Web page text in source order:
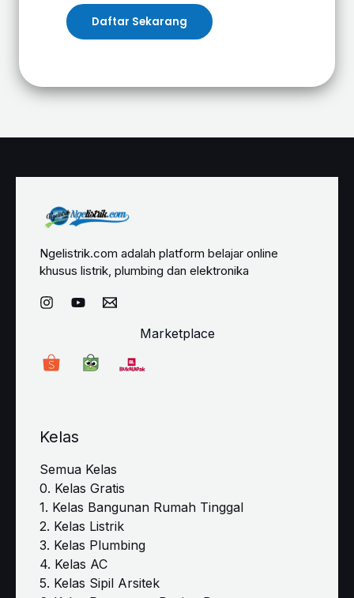
Daftar Sekarang
Ngelistrik.com adalah platform belajar online
khusus listrik, plumbing dan elektronika
Marketplace
Kelas
Semua Kelas
0. Kelas Gratis
1. Kelas Bangunan Rumah Tinggal
2. Kelas Listrik
3. Kelas Plumbing
4. Kelas AC
5. Kelas Sipil Arsitek